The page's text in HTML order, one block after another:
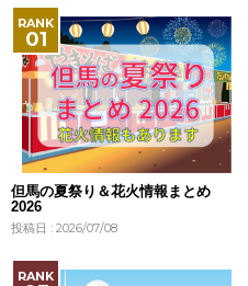
但馬の夏祭り＆花火情報まとめ
2026
投稿日 : 2026/07/08